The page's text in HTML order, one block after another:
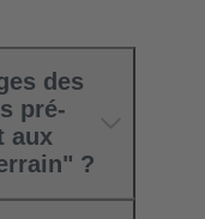
des
pré-
aux
?